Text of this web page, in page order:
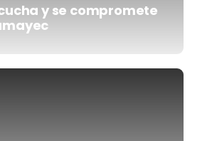
y se compromete